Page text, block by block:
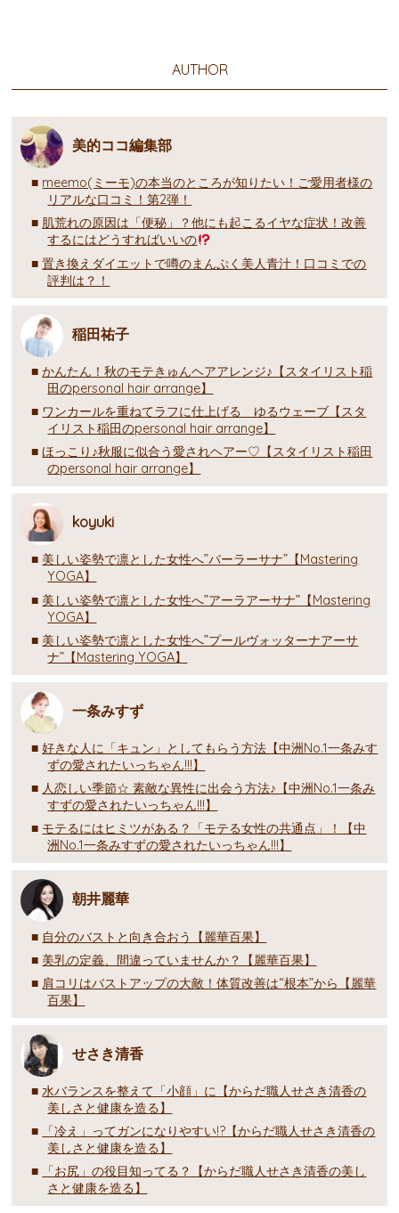
AUTHOR
美的ココ編集部
meemo(ミーモ)の本当のところが知りたい！ご愛用者様の
リアルな口コミ！第2弾！
肌荒れの原因は「便秘」？他にも起こるイヤな症状！改善
するにはどうすればいいの
置き換えダイエットで噂のまんぷく美人青汁！口コミでの
評判は？！
稲田祐子
かんたん！秋のモテきゅんヘアアレンジ♪【スタイリスト稲
田のpersonal hair arrange】
ワンカールを重ねてラフに仕上げる ゆるウェーブ【スタ
イリスト稲田のpersonal hair arrange】
ほっこり♪秋服に似合う愛されヘアー♡【スタイリスト稲田
のpersonal hair arrange】
koyuki
美しい姿勢で凛とした女性へ”バーラーサナ”【Mastering
YOGA】
美しい姿勢で凛とした女性へ”アーラアーサナ”【Mastering
YOGA】
美しい姿勢で凛とした女性へ”プールヴォッターナアーサ
ナ”【Mastering YOGA】
一条みすず
好きな人に「キュン」としてもらう方法【中洲No.1一条みす
ずの愛されたいっちゃん!!!】
人恋しい季節☆ 素敵な異性に出会う方法♪【中洲No.1一条み
すずの愛されたいっちゃん!!!】
モテるにはヒミツがある？「モテる女性の共通点」！【中
洲No.1一条みすずの愛されたいっちゃん!!!】
朝井麗華
自分のバストと向き合おう【麗華百果】
美乳の定義、間違っていませんか？【麗華百果】
肩コリはバストアップの大敵！体質改善は“根本”から【麗華
百果】
せさき清香
水バランスを整えて「小顔」に【からだ職人せさき清香の
美しさと健康を造る】
「冷え」ってガンになりやすい!?【からだ職人せさき清香の
美しさと健康を造る】
「お尻」の役目知ってる？【からだ職人せさき清香の美し
さと健康を造る】